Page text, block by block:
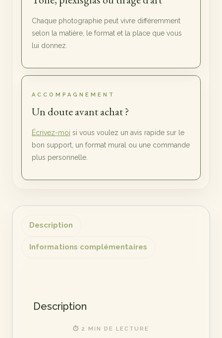
Chaque photographie peut vivre différemment
selon la matière, le format et la place que vous
lui donnez.
ACCOMPAGNEMENT
Un doute avant achat ?
Écrivez-moi si vous voulez un avis rapide sur le
bon support, un format mural ou une commande
plus personnelle.
Description
Informations complémentaires
Description
⏱ 2 MIN DE LECTURE